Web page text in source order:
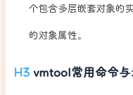
个包含多层嵌套对象的
的对象属性。
vmtool常用命令与